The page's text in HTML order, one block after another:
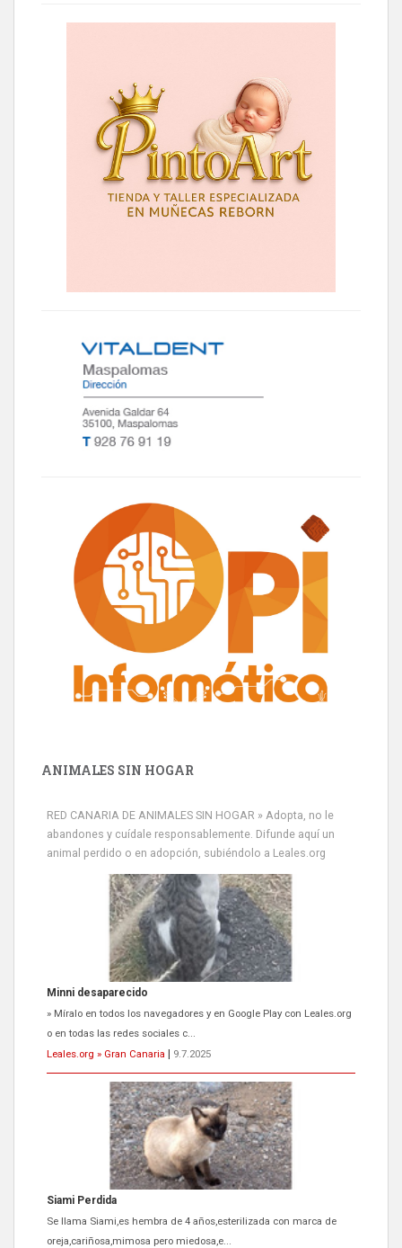
ANIMALES SIN HOGAR
RED CANARIA DE ANIMALES SIN HOGAR » Adopta, no le
abandones y cuídale responsablemente. Difunde aquí un
animal perdido o en adopción, subiéndolo a Leales.org
Siami Perdida
Se llama Siami,es hembra de 4 años,esterilizada con marca de
oreja,cariñosa,mimosa pero miedosa,e...
Leales.org » Gran Canaria
9.7.2025
ADOPCIÓN URGENTE GATA TEROR GRAN CANARIA
El ayuntamiento se va a llevar a Los Gatos callejeros de la zona los
próximos días, ella incluida...